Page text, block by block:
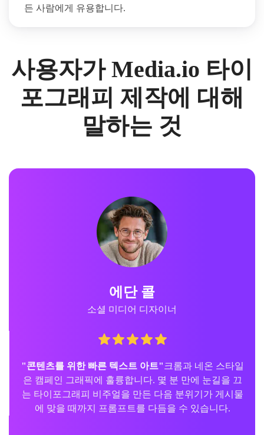
든 사람에게 유용합니다.
사용자가 Media.io 타이
포그래피 제작에 대해
말하는 것
에단 콜
소셜 미디어 디자이너
"콘텐츠를 위한 빠른 텍스트 아트" 크롬과 네온 스타일
은 캠페인 그래픽에 훌륭합니다. 몇 분 만에 눈길을 끄
는 타이포그래피 비주얼을 만든 다음 분위기가 게시물
에 맞을 때까지 프롬프트를 다듬을 수 있습니다.